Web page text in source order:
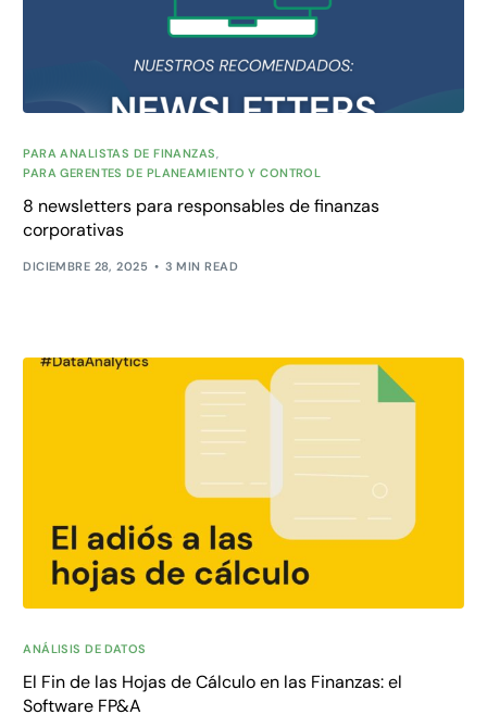
PARA ANALISTAS DE FINANZAS,
PARA GERENTES DE PLANEAMIENTO Y CONTROL
8 newsletters para responsables de finanzas
corporativas
DICIEMBRE 28, 2025 3 MIN READ
ANÁLISIS DE DATOS
El Fin de las Hojas de Cálculo en las Finanzas: el
Software FP&A